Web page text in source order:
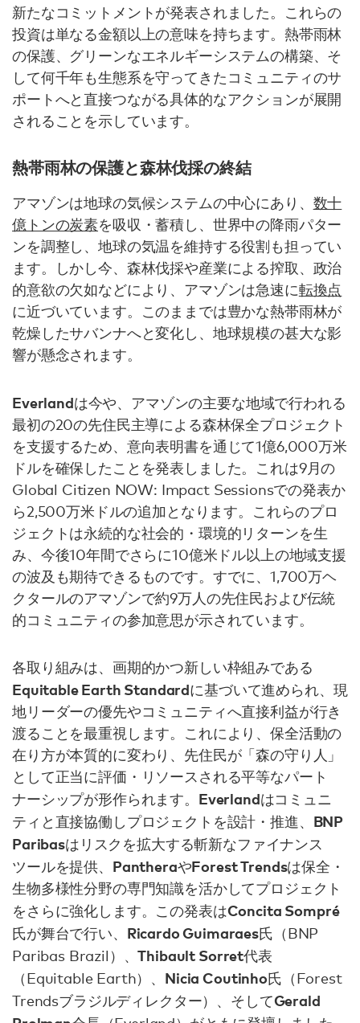
新たなコミットメントが発表されました。これらの
投資は単なる金額以上の意味を持ちます。熱帯雨林
の保護、グリーンなエネルギーシステムの構築、そ
して何千年も生態系を守ってきたコミュニティのサ
ポートへと直接つながる具体的なアクションが展開
されることを示しています。
熱帯雨林の保護と森林伐採の終結
アマゾンは地球の気候システムの中心にあり、 数十
億トンの炭素を吸収・蓄積し、世界中の降雨パター
ンを調整し、地球の気温を維持する役割も担ってい
ます。しかし今、森林伐採や産業による搾取、政治
的意欲の欠如などにより、アマゾンは急速に転換点
に近づいています。このままでは豊かな熱帯雨林が
乾燥したサバンナへと変化し、地球規模の甚大な影
響が懸念されます。
Everlandは今や、アマゾンの主要な地域で行われる
最初の20の先住民主導による森林保全プロジェクト
を支援するため、意向表明書を通じて1億6,000万米
ドルを確保したことを発表しました。これは9月の
Global Citizen NOW: Impact Sessionsでの発表か
ら2,500万米ドルの追加となります。これらのプロ
ジェクトは永続的な社会的・環境的リターンを生
み、今後10年間でさらに10億米ドル以上の地域支援
の波及も期待できるものです。すでに、1,700万ヘ
クタールのアマゾンで約9万人の先住民および伝統
的コミュニティの参加意思が示されています。
各取り組みは、画期的かつ新しい枠組みである
Equitable Earth Standardに基づいて進められ、現
地リーダーの優先やコミュニティへ直接利益が行き
渡ることを最重視します。これにより、保全活動の
在り方が本質的に変わり、先住民が「森の守り人」
として正当に評価・リソースされる平等なパート
ナーシップが形作られます。 Everlandはコミュニ
ティと直接協働しプロジェクトを設計・推進、 BNP
Paribasはリスクを拡大する斬新なファイナンス
ツールを提供、 PantheraやForest Trendsは保全・
生物多様性分野の専門知識を活かしてプロジェクト
をさらに強化します。この発表はConcita Sompré
氏が舞台で行い、 Ricardo Guimaraes氏（BNP
Paribas Brazil）、Thibault Sorret代表
（Equitable Earth）、 Nicia Coutinho氏（Forest
Trendsブラジルディレクター）、そしてGerald